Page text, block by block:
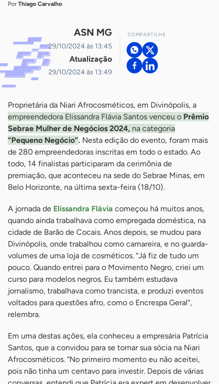
Por Thiago Carvalho
ASN MG
29/10/2024 às 13:45
Atualização
29/10/2024 às 13:49
COMPARTILHE
Proprietária da Niari Afrocosméticos, em Divinópolis, a
empreendedora Elissandra Flávia Santos venceu o Prêmio
Sebrae Mulher de Negócios 2024, na categoria
“Pequeno Negócio”. Nesta edição do evento, foram mais
de 280 empreendedoras inscritas em todo o estado. Ao
todo, 14 finalistas participaram da cerimônia de
premiação, que aconteceu na sede do Sebrae Minas, em
Belo Horizonte, na última sexta-feira (18/10).
A jornada de Elissandra Flávia começou há muitos anos,
quando ainda trabalhava como empregada doméstica, na
cidade de Barão de Cocais. Anos depois, se mudou para
Divinópolis, onde trabalhou como camareira, e no guarda-
volumes de uma loja de cosméticos. “Já fiz de tudo um
pouco. Quando entrei para o Movimento Negro, criei um
curso para modelos negros. Eu também estudava
jornalismo, trabalhava como trancista, e produzi eventos
voltados para questões afro, como o Encrespa Geral”,
relembra.
Em uma destas ações, ela conheceu a empresária Patrícia
Santos, que a convidou para se tornar sua sócia na Niari
Afrocosméticos. “No primeiro momento eu não aceitei,
pois não tinha um centavo para investir. Depois de várias